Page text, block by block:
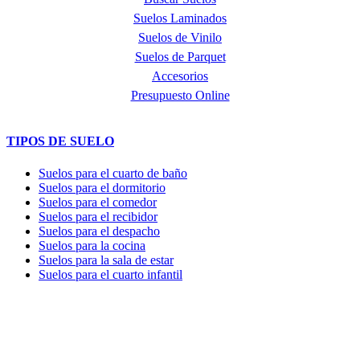
Suelos Laminados
Suelos de Vinilo
Suelos de Parquet
Accesorios
Presupuesto Online
TIPOS DE SUELO
Suelos para el cuarto de baño
Suelos para el dormitorio
Suelos para el comedor
Suelos para el recibidor
Suelos para el despacho
Suelos para la cocina
Suelos para la sala de estar
Suelos para el cuarto infantil